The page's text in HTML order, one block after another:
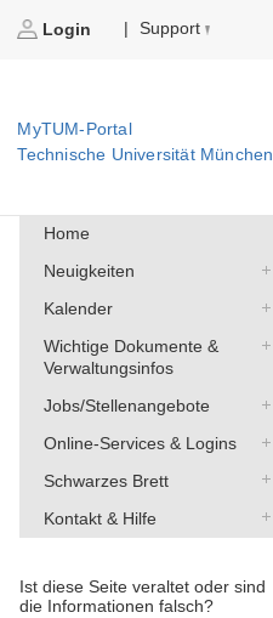
Login | Support
MyTUM-Portal
Technische Universität München
Home
Neuigkeiten
Kalender
Wichtige Dokumente &
Verwaltungsinfos
Jobs/Stellenangebote
Online-Services & Logins
Schwarzes Brett
Kontakt & Hilfe
Ist diese Seite veraltet oder sind
die Informationen falsch?